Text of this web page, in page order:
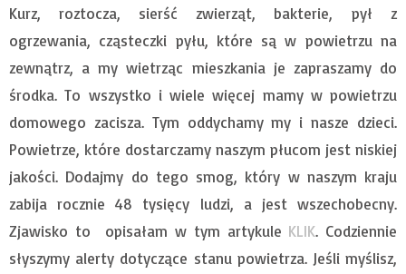
Kurz, roztocza, sierść zwierząt, bakterie, pył z
ogrzewania, cząsteczki pyłu, które są w powietrzu na
zewnątrz, a my wietrząc mieszkania je zapraszamy do
środka. To wszystko i wiele więcej mamy w powietrzu
domowego zacisza. Tym oddychamy my i nasze dzieci.
Powietrze, które dostarczamy naszym płucom jest niskiej
jakości. Dodajmy do tego smog, który w naszym kraju
zabija rocznie 48 tysięcy ludzi, a jest wszechobecny.
Zjawisko to opisałam w tym artykule KLIK. Codziennie
słyszymy alerty dotyczące stanu powietrza. Jeśli myślisz,